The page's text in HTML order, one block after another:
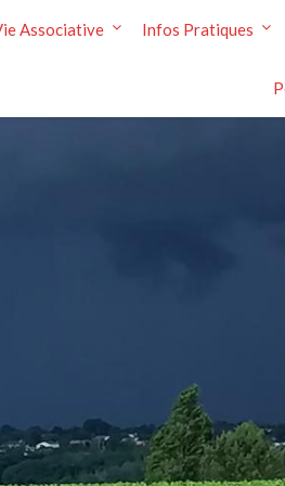
Associative Infos Pratiques